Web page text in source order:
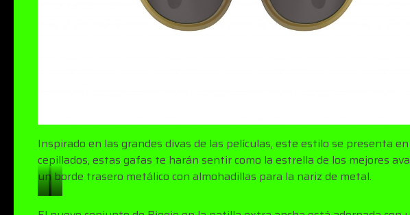
Inspirado en las grandes divas de las películas, este estilo se presenta
cepillados, estas gafas te harán sentir como la estrella de los mejores
un borde trasero metálico con almohadillas para la nariz de metal.
V V